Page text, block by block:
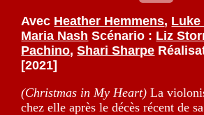
Avec Heather Hemmens, Luke
Maria Nash Scénario : Liz
Pachino,Shari Sharpe
[2021]
(Christmas in My Heart) La
chez elle après le décès récent de